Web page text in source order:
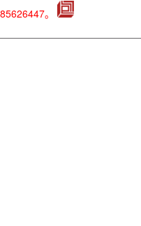
85626447。